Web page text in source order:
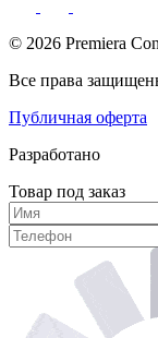
© 2026 Premiera
Все права
Публичная оферта
Разработано
Товар под заказ